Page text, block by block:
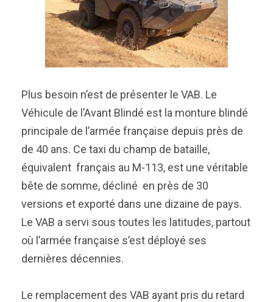
Plus besoin n’est de présenter le VAB. Le
Véhicule de l’Avant Blindé est la monture blindé
principale de l’armée française depuis près de
de 40 ans. Ce taxi du champ de bataille,
équivalent français au M-113, est une véritable
bête de somme, décliné en près de 30
versions et exporté dans une dizaine de pays.
Le VAB a servi sous toutes les latitudes, partout
où l’armée française s’est déployé ses
dernières décennies.
Le remplacement des VAB ayant pris du retard